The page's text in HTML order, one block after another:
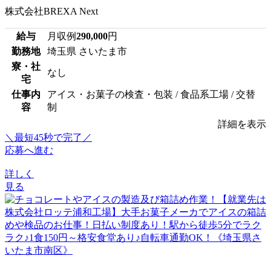
株式会社BREXA Next
給与 月収例290,000円
勤務地
埼玉県 さいたま市
寮・社
宅
なし
仕事内
容
アイス・お菓子の検査・包装 / 食品系工場 / 交替
制
詳細を表示
＼最短45秒で完了／
応募へ進む
詳しく
見る